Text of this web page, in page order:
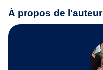
À propos de